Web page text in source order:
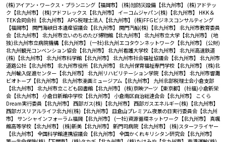
(株)アイアン・ワークス・プランニング【福岡市】 (株)旭防災設備【北九州市】 (株)アドテッ
ク【北九州市】 (株)アドフレックス【北九州市】 イーコムジャパン(株)【北九州市】 HKK＆
TEK合同会社【北九州市】 APG税理士法人【北九州市】 (株)FFGビジネスコンサルティング
【福岡市】 関門海峡日本遺産協議会【北九州市】 関門汽船(株)【北九州市】 北九州市教育委員
会【北九州市】 北九州市立いのちのたび博物館【北九州市】 北九州市立大学【北九州市】 (地
独)北九州市立病院機構【北九州市】 (一社)北九州エコタウンネットワーク【北九州市】 (公財)
北九州観光コンベンション協会【北九州市】 北九州看護大学校【北九州市】 北九州高速鉄道
(株)【北九州市】 北九州市科学館【北九州市】 北九州市社会福祉協議会【北九州市】 北九州市
道路公社【北九州市】 北九州市役所【北九州市】 北九州保育福祉専門学校【北九州市】 (株)北
九州輸入促進センター【北九州市】 北九州リハビリテーション学院【北九州市】 北九州市響灘
ビオトープ【北九州市】 北九州市漫画ミュージアム【北九州市】 九州北部税理士会小倉支部
【北九州市】 北九州市立こども図書館【北九州市】 (株)京映アーツ【東京都】 (社福)小倉新栄
会【北九州市】 小倉日新館中学校【北九州市】 小倉南区自治総連合会【北九州市】
こくら
Dream実行委員【北九州市】 西部ガス(株)【北九州市】 西部ガスエネルギー(株)【北九州市】
西部ガスリアルライフ北九州(株)【北九州市】 皿倉山プレミアム夜景の日実行委員会【北九州
市】 サンシャインフォーラム福岡【北九州市】 (一社)資源循環ネットワーク【北九州市】 真颯
館高等学校【北九州市】 (株)新美【北九州市】 新門司病院【北九州市】 (株)スターフライヤー
【北九州市】 全国科学館連携協議会【北九州市】 全国かくれキリシタン研究会【北九州市】